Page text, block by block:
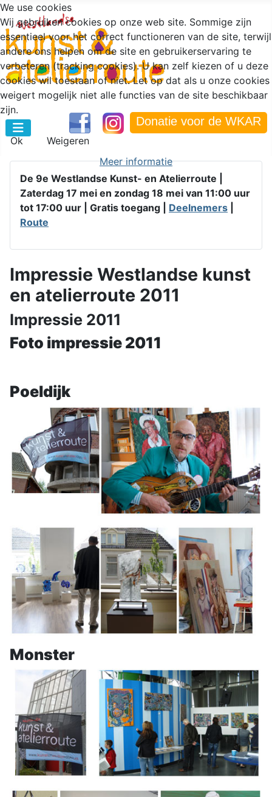
Donatie voor de WKAR
De 9e Westlandse Kunst- en Atelierroute |
Zaterdag 17 mei en zondag 18 mei van 11:00 uur
tot 17:00 uur | Gratis toegang | Deelnemers
Route
Impressie Westlandse kunst
en atelierroute 2011
Impressie 2011
Foto impressie 2011
Poeldijk
Monster
We use cookies
Wij gebruiken cookies op onze web site. Sommige zijn
essentieel voor het correct functioneren van de site, terwijl
andere ons helpen om de site en gebruikerservaring te
verbeteren (tracking cookies). U kan zelf kiezen of u deze
cookies wil toestaan of niet. Let op dat als u onze cookies
weigert mogelijk niet alle functies van de site beschikbaar
zijn.
Ok
Weigeren
Meer informatie